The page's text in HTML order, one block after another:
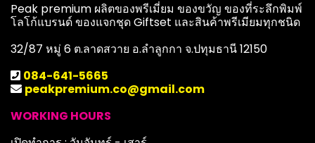
Peak premium ผลิตของพรีเมี่ยม ของขวัญ ของที่ระลึกพิมพ์
โลโก้แบรนด์ ของแจกชุด Giftset และสินค้าพรีเมียมทุกชนิด
32/87 หมู่ 6 ต.ลาดสวาย อ.ลำลูกกา จ.ปทุมธานี 12150
084-641-5665
peakpremium.co@gmail.com
WORKING HOURS